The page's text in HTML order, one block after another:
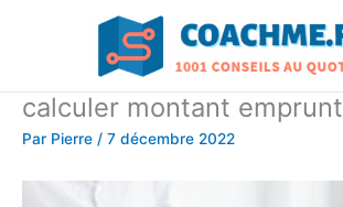
calculer montant emprunt
Par Pierre / 7 décembre 2022